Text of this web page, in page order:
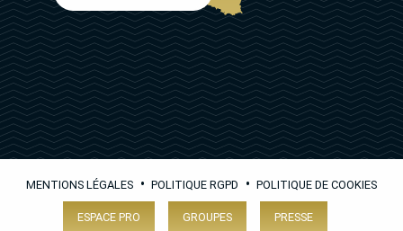
MENTIONS LÉGALES • POLITIQUE RGPD • POLITIQUE DE COOKIES
ESPACE PRO GROUPES PRESSE